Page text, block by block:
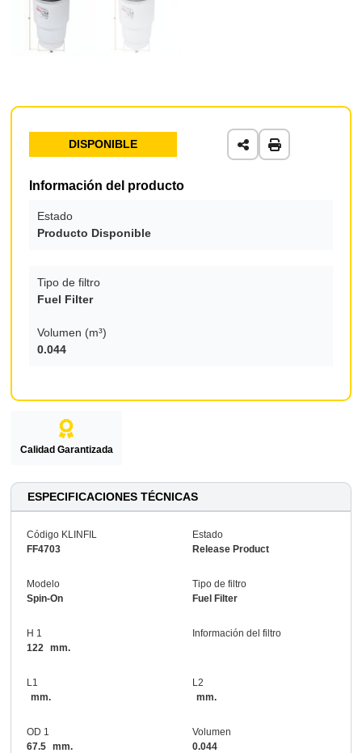
DISPONIBLE
Información del producto
Estado
Producto Disponible
Tipo de filtro
Fuel Filter
Volumen (m³)
0.044
Calidad Garantizada
ESPECIFICACIONES TÉCNICAS
Código KLINFIL
FF4703
Estado
Release Product
Modelo
Spin-On
Tipo de filtro
Fuel Filter
H 1
122
mm.
Información del filtro
L1
mm.
L2
mm.
OD 1
67.5 mm.
Volumen
0.044